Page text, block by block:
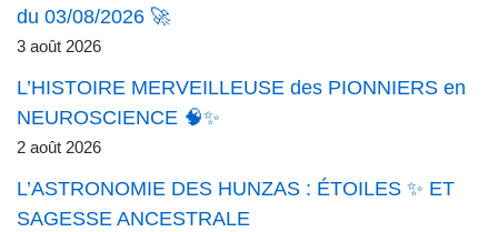
du 03/08/2026 🚀
3 août 2026
L’HISTOIRE MERVEILLEUSE des PIONNIERS en
NEUROSCIENCE 🧠✨
2 août 2026
L’ASTRONOMIE DES HUNZAS : ÉTOILES ✨ ET
SAGESSE ANCESTRALE